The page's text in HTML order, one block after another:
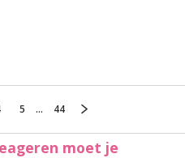
5 ... 44
moet je